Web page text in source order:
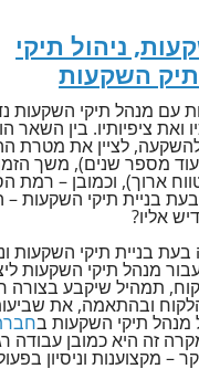
ניהול תיקי
השקעות
עם מנהל תיקי השקעות
ואת ציפיותיו. בין
לציין את מטרת
מספר שנים), משך
ארוך), וכמובן – רמת
בניית תיקי השקעות –
אליו?
בניית תיקי השקעות
מנהל תיקי השקעות
תמהיל שיקבע בצורה
ובהתאמה, את
תיקי השקעות ב
זה היא כמובן עבודה
מקצוענות וניסיון